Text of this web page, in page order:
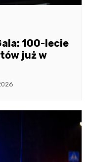
100-lecie
już w